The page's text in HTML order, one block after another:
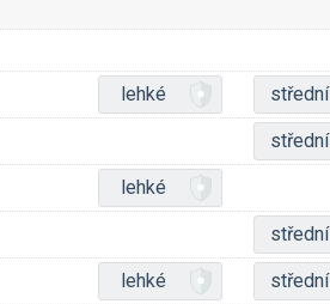
lehké střední
střední
lehké
střední
lehké střední